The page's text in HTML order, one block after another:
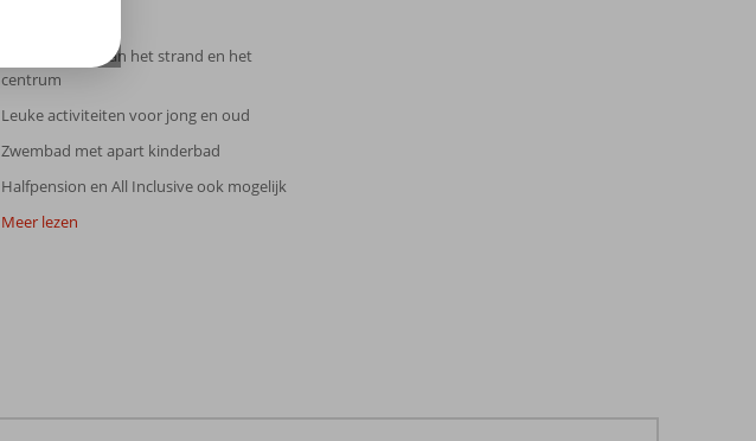
Ca. 300 meter van het strand en het
centrum
Leuke activiteiten voor jong en oud
Zwembad met apart kinderbad
Halfpension en All Inclusive ook mogelijk
Meer lezen